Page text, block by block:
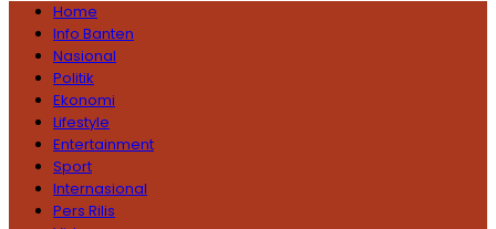
Home
Info Banten
Nasional
Politik
Ekonomi
Lifestyle
Entertainment
Sport
Internasional
Pers Rilis